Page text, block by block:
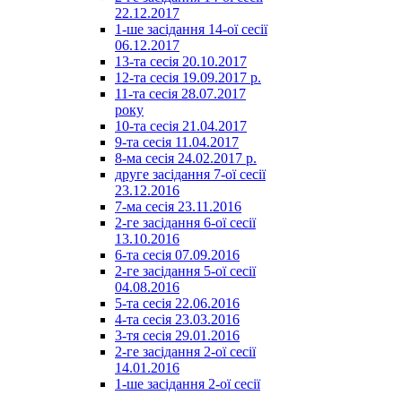
22.12.2017
1-ше засідання 14-ої сесії
06.12.2017
13-та сесія 20.10.2017
12-та сесія 19.09.2017 р.
11-та сесія 28.07.2017
року
10-та сесія 21.04.2017
9-та сесія 11.04.2017
8-ма сесія 24.02.2017 р.
друге засідання 7-ої сесії
23.12.2016
7-ма сесія 23.11.2016
2-ге засідання 6-ої сесії
13.10.2016
6-та сесія 07.09.2016
2-ге засідання 5-ої сесії
04.08.2016
5-та сесія 22.06.2016
4-та сесія 23.03.2016
3-тя сесія 29.01.2016
2-ге засідання 2-ої сесії
14.01.2016
1-ше засідання 2-ої сесії